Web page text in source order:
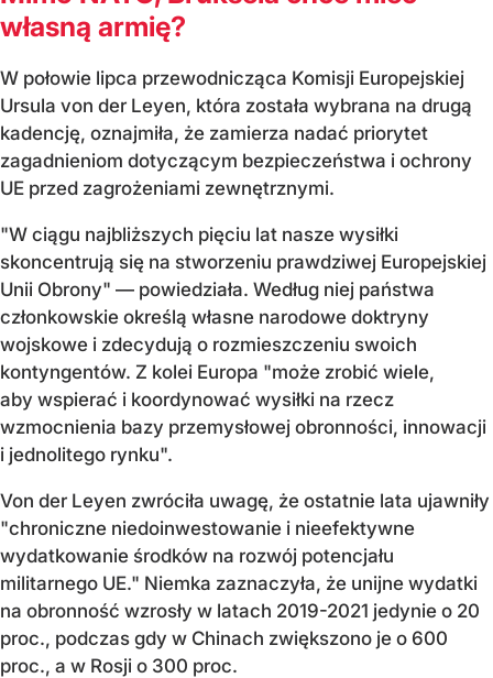
własną armię?
W połowie lipca przewodnicząca Komisji Europejskiej
Ursula von der Leyen, która została wybrana na drugą
kadencję, oznajmiła, że zamierza nadać priorytet
zagadnieniom dotyczącym bezpieczeństwa i ochrony
UE przed zagrożeniami zewnętrznymi.
"W ciągu najbliższych pięciu lat nasze wysiłki
skoncentrują się na stworzeniu prawdziwej Europejskiej
Unii Obrony" — powiedziała. Według niej państwa
członkowskie określą własne narodowe doktryny
wojskowe i zdecydują o rozmieszczeniu swoich
kontyngentów. Z kolei Europa "może zrobić wiele,
aby wspierać i koordynować wysiłki na rzecz
wzmocnienia bazy przemysłowej obronności, innowacji
i jednolitego rynku".
Von der Leyen zwróciła uwagę, że ostatnie lata ujawniły
"chroniczne niedoinwestowanie i nieefektywne
wydatkowanie środków na rozwój potencjału
militarnego UE." Niemka zaznaczyła, że unijne wydatki
na obronność wzrosły w latach 2019-2021 jedynie o 20
proc., podczas gdy w Chinach zwiększono je o 600
proc., a w Rosji o 300 proc.